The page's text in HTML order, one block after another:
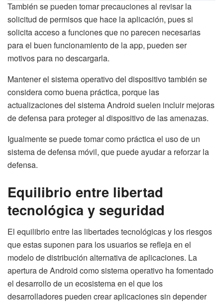
También se pueden tomar precauciones al revisar la
solicitud de permisos que hace la aplicación, pues si
solicita acceso a funciones que no parecen necesarias
para el buen funcionamiento de la app, pueden ser
motivos para no descargarla.
Mantener el sistema operativo del dispositivo también se
considera como buena práctica, porque las
actualizaciones del sistema Android suelen incluir mejoras
de defensa para proteger al dispositivo de las amenazas.
Igualmente se puede tomar como práctica el uso de un
sistema de defensa móvil, que puede ayudar a reforzar la
defensa.
Equilibrio entre libertad
tecnológica y seguridad
El equilibrio entre las libertades tecnológicas y los riesgos
que estas suponen para los usuarios se refleja en el
modelo de distribución alternativa de aplicaciones. La
apertura de Android como sistema operativo ha fomentado
el desarrollo de un ecosistema en el que los
desarrolladores pueden crear aplicaciones sin depender